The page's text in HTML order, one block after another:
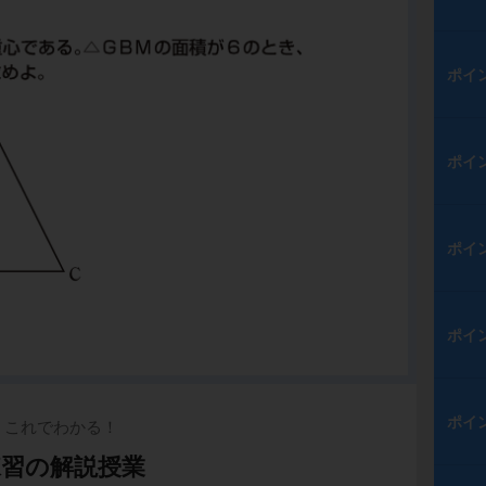
これでわかる！
の解説授業
ポイ
ポイ
ポイ
ポイ
ポイ